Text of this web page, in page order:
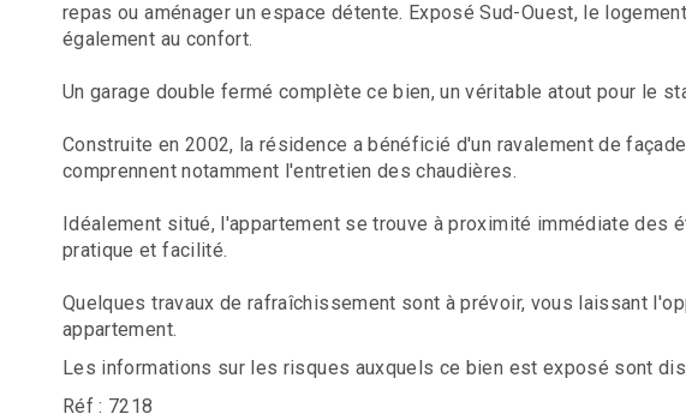
repas ou aménager un espace détente. Exposé Sud-Ouest, le
également au confort.
Un garage double fermé complète ce bien, un véritable atout pour le
Construite en 2002, la résidence a bénéficié d'un ravalement de
comprennent notamment l'entretien des chaudières.
Idéalement situé, l'appartement se trouve à proximité immédiate
pratique et facilité.
Quelques travaux de rafraîchissement sont à prévoir, vous laissant
appartement.
Les informations sur les risques auxquels ce bien est exposé sont
Réf : 7218